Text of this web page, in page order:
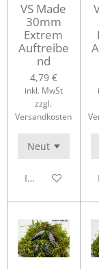
VS Made
30mm
Extrem
Auftreibe
nd
4,79 €
inkl. MwSt
zzgl.
Versandkosten
In den